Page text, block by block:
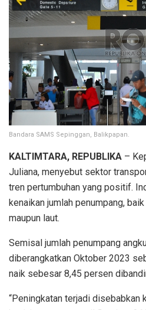
Bandara SAMS Sepinggan, Balikpapan.
KALTIMTARA, REPUBLIKA –
Juliana, menyebut sektor
tren pertumbuhan yang positif.
kenaikan jumlah penumpang,
maupun laut.
Semisal jumlah penumpang
diberangkatkan Oktober 2023
naik sebesar 8,45 persen
“Peningkatan terjadi disebabkan